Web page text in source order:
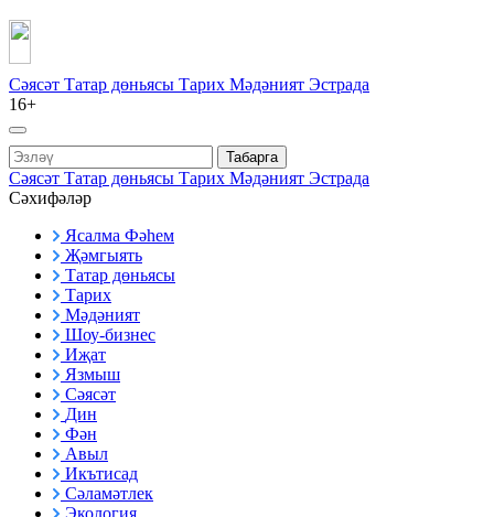
Сәясәт Татар дөньясы Тарих Мәдәният Эстрада
16+
Табарга
Сәясәт Татар дөньясы Тарих Мәдәният Эстрада
Сәхифәләр
Ясалма Фәһем
Җәмгыять
Татар дөньясы
Тарих
Мәдәният
Шоу-бизнес
Иҗат
Язмыш
Сәясәт
Дин
Фән
Авыл
Икътисад
Сәламәтлек
Экология